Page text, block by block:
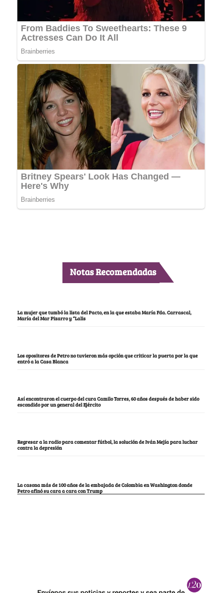
Notas Recomendadas
La mujer que tumbó la lista del Pacto, en la que estaba María Fda. Carrascal,
María del Mar Pizarro y “Lalis
Los opositores de Petro no tuvieron más opción que criticar la puerta por la que
entró a la Casa Blanca
Así encontraron el cuerpo del cura Camilo Torres, 60 años después de haber sido
escondido por un general del Ejército
Regresar a la radio para comentar fútbol, la solución de Iván Mejía para luchar
contra la depresión
La casona más de 100 años de la embajada de Colombia en Washington donde
Petro afinó su cara a cara con Trump